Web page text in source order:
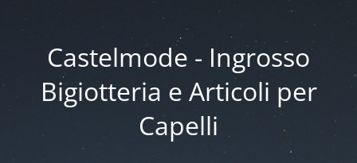
Castelmode - Ingrosso
Bigiotteria e Articoli per
Capelli